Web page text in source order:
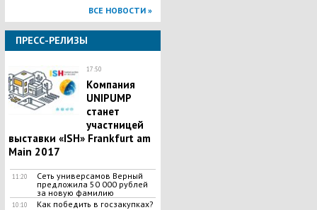
ВСЕ НОВОСТИ »
ПРЕСС-РЕЛИЗЫ
17:50
Компания
UNIPUMP
станет
участницей
выставки «ISH» Frankfurt am
Main 2017
11:20
Сеть универсамов Верный
предложила 50 000 рублей
за новую фамилию
10:10 Как победить в госзакупках?